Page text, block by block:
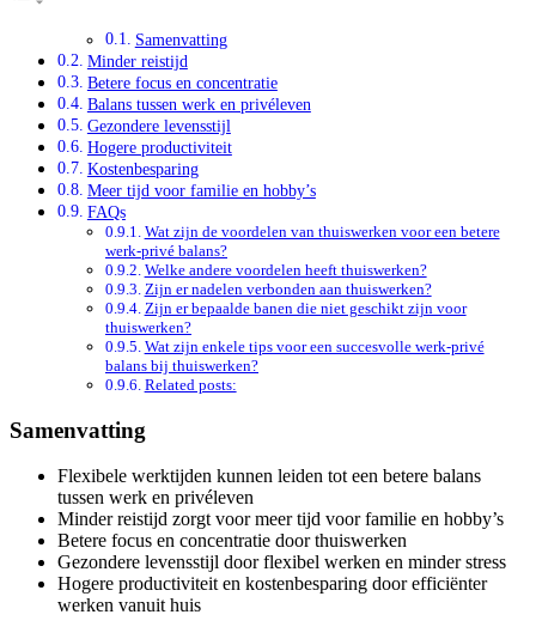
Samenvatting
Minder reistijd
Betere focus en concentratie
Balans tussen werk en privéleven
Gezondere levensstijl
Hogere productiviteit
Kostenbesparing
Meer tijd voor familie en hobby’s
FAQs
Wat zijn de voordelen van thuiswerken voor een betere
werk-privé balans?
Welke andere voordelen heeft thuiswerken?
Zijn er nadelen verbonden aan thuiswerken?
Zijn er bepaalde banen die niet geschikt zijn voor
thuiswerken?
Wat zijn enkele tips voor een succesvolle werk-privé
balans bij thuiswerken?
Related posts:
Samenvatting
Flexibele werktijden kunnen leiden tot een betere balans
tussen werk en privéleven
Minder reistijd zorgt voor meer tijd voor familie en hobby’s
Betere focus en concentratie door thuiswerken
Gezondere levensstijl door flexibel werken en minder stress
Hogere productiviteit en kostenbesparing door efficiënter
werken vanuit huis